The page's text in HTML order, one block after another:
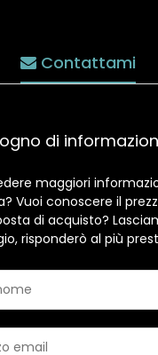
Contattami
di
maggiori
Vuoi conoscere il
di acquisto?
risponderò al più